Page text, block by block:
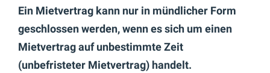
Ein Mietvertrag kann nur in mündlicher Form
geschlossen werden, wenn es sich um einen
Mietvertrag auf unbestimmte Zeit
(unbefristeter Mietvertrag) handelt.